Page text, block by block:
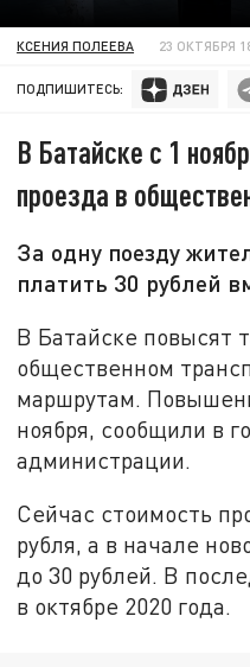
КСЕНИЯ ПОЛЕЕВА 23 ОКТЯБРЯ
ПОДПИШИТЕСЬ:
В Батайске с 1
проезда в
За одну поезду
платить 30 рублей
В Батайске повысят
общественном
маршрутам.
ноября, сообщили в
администрации.
Сейчас стоимость
рубля, а в начале
до 30 рублей. В
в октябре 2020 года.